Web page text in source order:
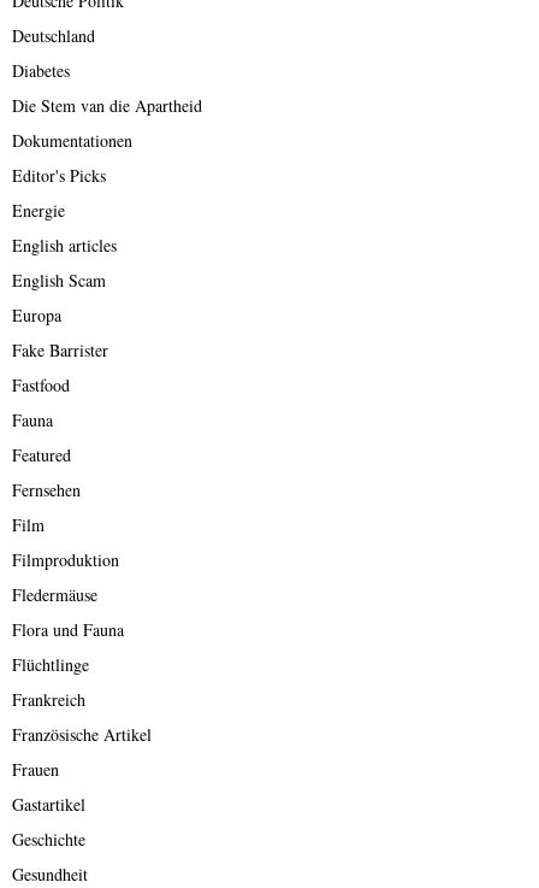
Deutschland
Diabetes
Die Stem van die Apartheid
Dokumentationen
Editor's Picks
Energie
English articles
English Scam
Europa
Fake Barrister
Fastfood
Fauna
Featured
Fernsehen
Film
Filmproduktion
Fledermäuse
Flora und Fauna
Flüchtlinge
Frankreich
Französische Artikel
Frauen
Gastartikel
Geschichte
Gesundheit